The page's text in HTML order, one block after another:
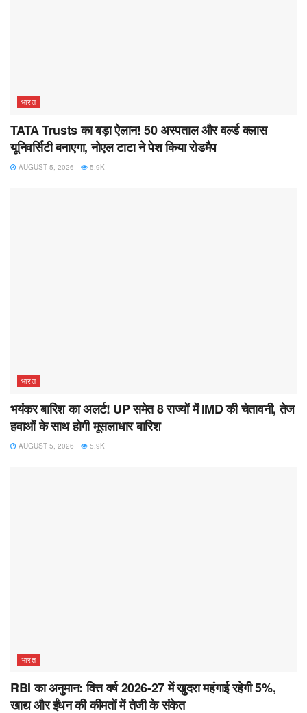
भारत
TATA Trusts का बड़ा ऐलान! 50 अस्पताल और वर्ल्ड क्लास
यूनिवर्सिटी बनाएगा, नोएल टाटा ने पेश किया रोडमैप
AUGUST 5, 2026 5.9K
भारत
भयंकर बारिश का अलर्ट! UP समेत 8 राज्यों में IMD की चेतावनी, तेज
हवाओं के साथ होगी मूसलाधार बारिश
AUGUST 5, 2026 5.9K
भारत
RBI का अनुमान: वित्त वर्ष 2026-27 में खुदरा महंगाई रहेगी 5%,
खाद्य और ईंधन की कीमतों में तेजी के संकेत